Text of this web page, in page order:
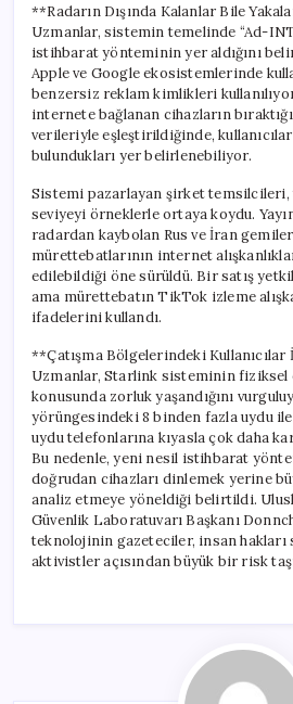
**Radarın Dışında Kalanlar Bile
Uzmanlar, sistemin temelinde “Ad-
istihbarat yönteminin yer aldığını
Apple ve Google ekosistemlerinde
benzersiz reklam kimlikleri
internete bağlanan cihazların
verileriyle eşleştirildiğinde,
bulundukları yer belirlenebiliyor.
Sistemi pazarlayan şirket temsilcileri,
seviyeyi örneklerle ortaya koydu.
radardan kaybolan Rus ve İran
mürettebatlarının internet
edilebildiği öne sürüldü. Bir satış
ama mürettebatın TikTok izleme
ifadelerini kullandı.
**Çatışma Bölgelerindeki
Uzmanlar, Starlink sisteminin fiziksel
konusunda zorluk yaşandığını
yörüngesindeki 8 binden fazla uydu
uydu telefonlarına kıyasla çok daha
Bu nedenle, yeni nesil istihbarat
doğrudan cihazları dinlemek yerine
analiz etmeye yöneldiği belirtildi.
Güvenlik Laboratuvarı Başkanı
teknolojinin gazeteciler, insan hakları
aktivistler açısından büyük bir risk